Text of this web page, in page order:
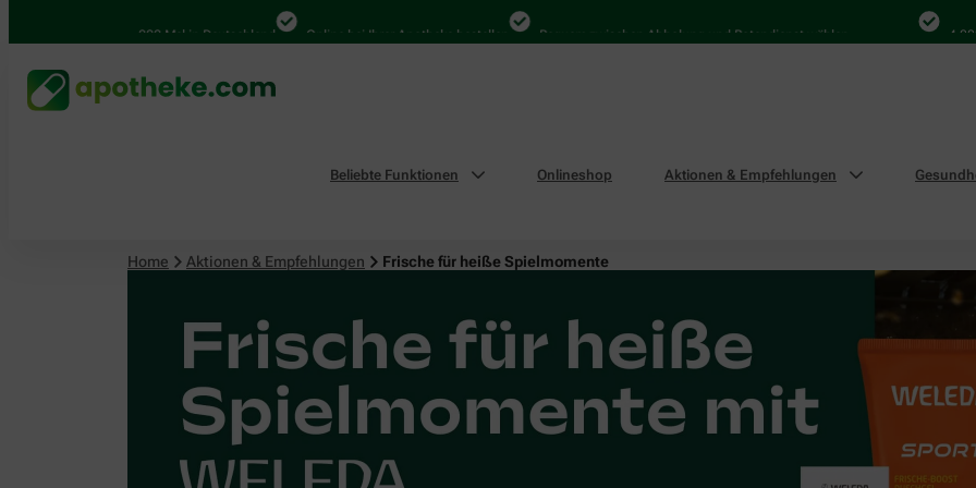
4.000 Mal in Deutschland Online bei Ihrer Apotheke bestellen Bequem zwischen Abholung und Botendienst wählen 4.000 Mal
Beliebte Funktionen Onlineshop Aktionen & Empfehlungen
Home Aktionen & Empfehlungen Frische für heiße Spielmomente